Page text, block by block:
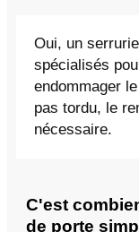
Oui, un
spécialisés
endommager
pas tordu, le
nécessaire.
C'est
de porte